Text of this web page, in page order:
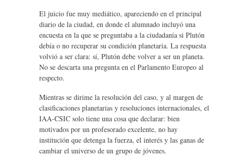
El juicio fue muy mediático, apareciendo en el principal
diario de la ciudad, en donde el alumnado incluyó una
encuesta en la que se preguntaba a la ciudadanía si Plutón
debía o no recuperar su condición planetaria. La respuesta
volvió a ser clara: sí, Plutón debe volver a ser un planeta.
No se descarta una pregunta en el Parlamento Europeo al
respecto.
Mientras se dirime la resolución del caso, y al margen de
clasificaciones planetarias y resoluciones internacionales, el
IAA-CSIC solo tiene una cosa que declarar: bien
motivados por un profesorado excelente, no hay
institución que detenga la fuerza, el interés y las ganas de
cambiar el universo de un grupo de jóvenes.